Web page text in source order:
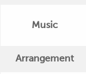
Music
Arrangement